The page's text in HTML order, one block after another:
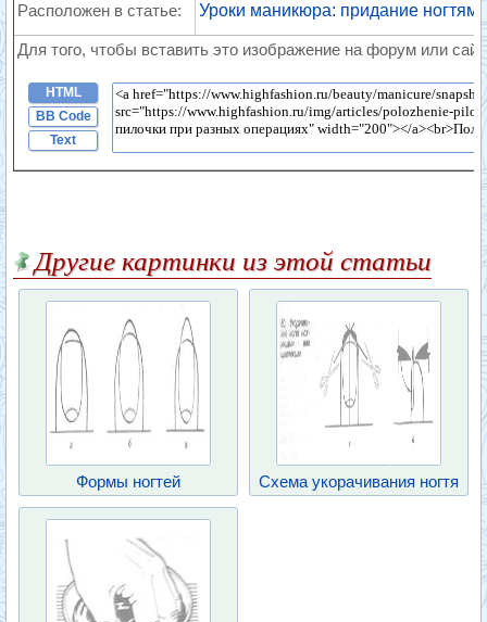
Расположен в статье: Уроки маникюра: придание
Для того, чтобы вставить это изображение на форум или
HTML
BB Code
Text
Другие картинки из этой статьи
Формы ногтей Схема укорачивания ногтя